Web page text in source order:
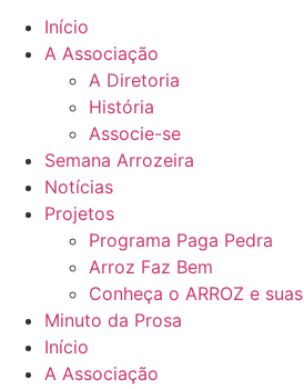
Início
A Associação
A Diretoria
História
Associe-se
Semana Arrozeira
Notícias
Projetos
Programa Paga Pedra
Arroz Faz Bem
Conheça o ARROZ e
Minuto da Prosa
Início
A Associação